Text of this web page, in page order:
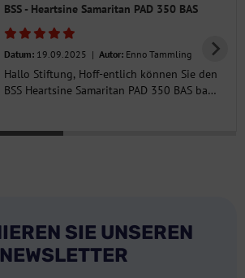
BSS - Heartsine Samaritan PAD 350 BAS
Datum: 19.09.2025 | Autor: Enno Tammling
Hallo Stiftung, Hoff-entlich können Sie den
BSS Heartsine Samaritan PAD 350 BAS bald
SIE UNSEREN
NEWSLETTER